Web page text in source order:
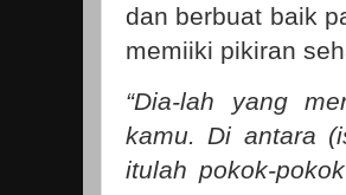
dan berbuat baik
memiiki pikiran
“Dia-lah yang
kamu. Di antara
itulah pokok-